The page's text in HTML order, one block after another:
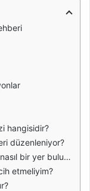
hangisidir?
düzenleniyor?
bir yer buluyor?
etmeliyim?